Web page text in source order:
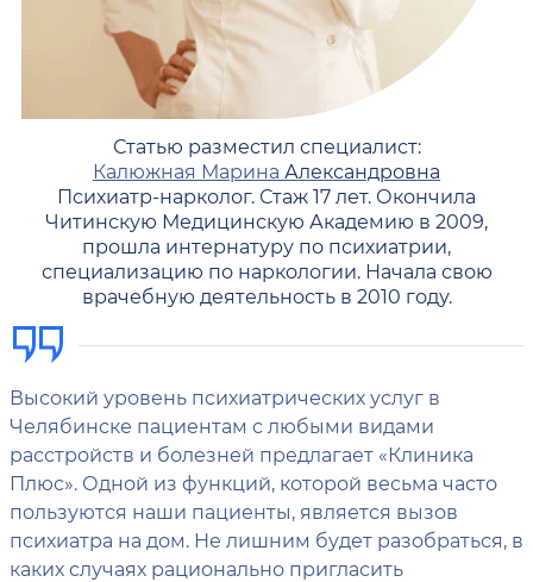
Статью разместил специалист:
Калюжная Марина Александровна
Психиатр-нарколог. Стаж 17 лет. Окончила
Читинскую Медицинскую Академию в 2009,
прошла интернатуру по психиатрии,
специализацию по наркологии. Начала свою
врачебную деятельность в 2010 году.
Высокий уровень психиатрических услуг в
Челябинске пациентам с любыми видами
расстройств и болезней предлагает «Клиника
Плюс». Одной из функций, которой весьма часто
пользуются наши пациенты, является вызов
психиатра на дом. Не лишним будет разобраться, в
каких случаях рационально пригласить